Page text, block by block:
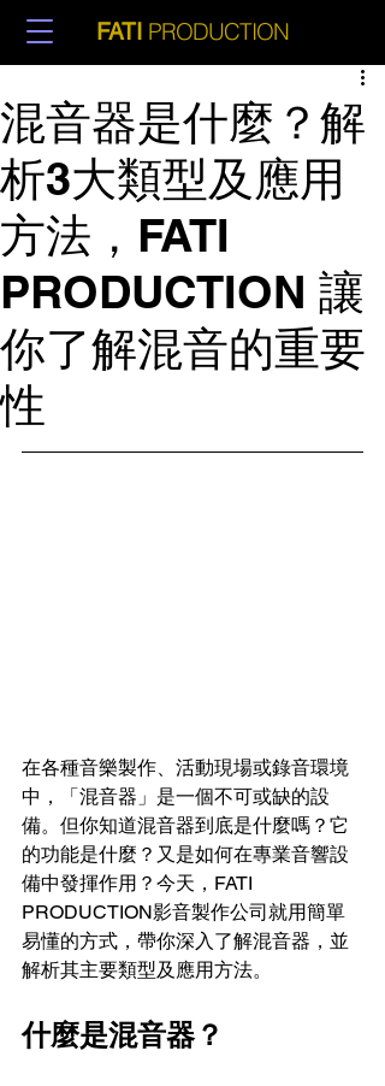
FATI PRODUCTION
混音器是什麼？解
析3大類型及應用
方法，FATI
PRODUCTION 讓
你了解混音的重要
性
在各種音樂製作、活動現場或錄音環境
中，「混音器」是一個不可或缺的設
備。但你知道混音器到底是什麼嗎？它
的功能是什麼？又是如何在專業音響設
備中發揮作用？今天，FATI
PRODUCTION影音製作公司就用簡單
易懂的方式，帶你深入了解混音器，並
解析其主要類型及應用方法。
什麼是混音器？